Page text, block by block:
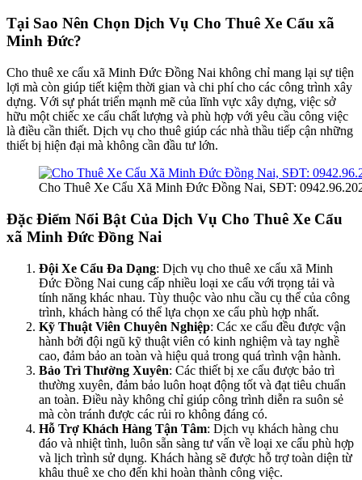
Tại Sao Nên Chọn Dịch Vụ Cho Thuê Xe Cẩu xã
Minh Đức?
Cho thuê xe cẩu xã Minh Đức Đồng Nai không chỉ mang lại sự tiện
lợi mà còn giúp tiết kiệm thời gian và chi phí cho các công trình xây
dựng. Với sự phát triển mạnh mẽ của lĩnh vực xây dựng, việc sở
hữu một chiếc xe cẩu chất lượng và phù hợp với yêu cầu công việc
là điều cần thiết. Dịch vụ cho thuê giúp các nhà thầu tiếp cận những
thiết bị hiện đại mà không cần đầu tư lớn.
Cho Thuê Xe Cẩu Xã Minh Đức Đồng Nai, SĐT:
Đặc Điểm Nổi Bật Của Dịch Vụ Cho Thuê Xe Cẩu
xã Minh Đức Đồng Nai
Đội Xe Cẩu Đa Dạng: Dịch vụ cho thuê xe cẩu xã Minh
Đức Đồng Nai cung cấp nhiều loại xe cẩu với trọng tải và
tính năng khác nhau. Tùy thuộc vào nhu cầu cụ thể của công
trình, khách hàng có thể lựa chọn xe cẩu phù hợp nhất.
Kỹ Thuật Viên Chuyên Nghiệp: Các xe cẩu đều được vận
hành bởi đội ngũ kỹ thuật viên có kinh nghiệm và tay nghề
cao, đảm bảo an toàn và hiệu quả trong quá trình vận hành.
Bảo Trì Thường Xuyên: Các thiết bị xe cẩu được bảo trì
thường xuyên, đảm bảo luôn hoạt động tốt và đạt tiêu chuẩn
an toàn. Điều này không chỉ giúp công trình diễn ra suôn sẻ
mà còn tránh được các rủi ro không đáng có.
Hỗ Trợ Khách Hàng Tận Tâm: Dịch vụ khách hàng chu
đáo và nhiệt tình, luôn sẵn sàng tư vấn về loại xe cẩu phù hợp
và lịch trình sử dụng. Khách hàng sẽ được hỗ trợ toàn diện từ
khâu thuê xe cho đến khi hoàn thành công việc.